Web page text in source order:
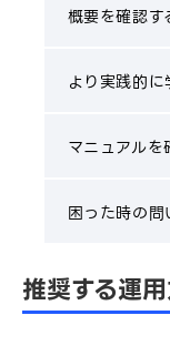
概要を確認す
より実践的に
マニュアルを
困った時の
推奨する運